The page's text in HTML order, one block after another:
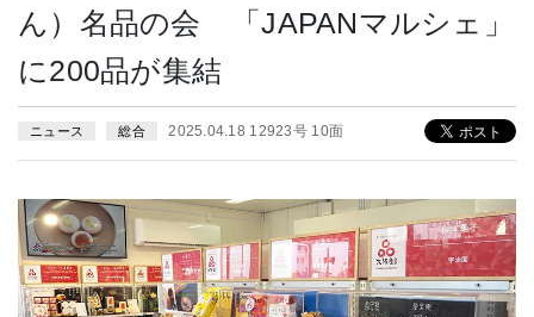
ん）名品の会 「JAPANマルシェ」
に200品が集結
ニュース 総合 2025.04.18 12923号 10面